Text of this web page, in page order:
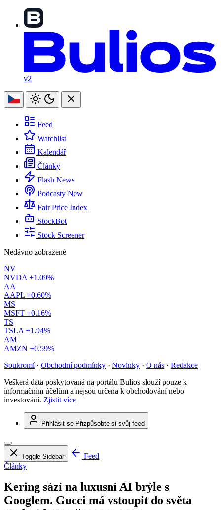
v2
Feed
Watchlist
Kalendář
Články
Flash News
Podcasty New
Fair Price Index
StockBot
Stock Screener
Nedávno zobrazené
NV
NVDA +1.09%
AA
AAPL +0.60%
MS
MSFT +0.16%
TS
TSLA +1.94%
AM
AMZN +0.59%
Soukromí · Obchodní podmínky · Novinky · O nás · Redakce
Veškerá data poskytovaná na portálu Bulios slouží pouze k
informačním účelům a nejsou určena k obchodování nebo
investování. Zjistit více
Přihlásit se Přizpůsobte si svůj feed
Toggle Sidebar
Feed
Články
Kering sází na luxusní AI brýle s
Googlem. Gucci má vstoupit do světa